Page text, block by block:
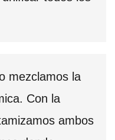
mezclamos la
Con la
ambos